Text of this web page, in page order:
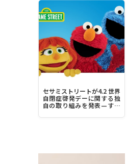
セサミストリートが4.2 世界
自閉症啓発デーに関する独
自の取り組みを発表—すべ
のある社会を築く力に